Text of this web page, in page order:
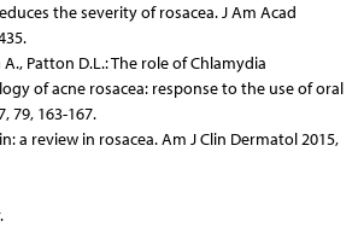
the severity of rosacea. J Am Acad
Patton D.L.: The role of Chlamydia
of acne rosacea: response to the use of oral
79, 163-167.
a review in rosacea. Am J Clin Dermatol 2015,